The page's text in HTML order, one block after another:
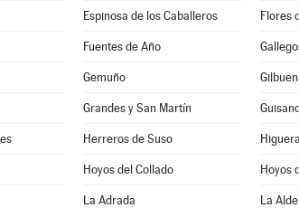
Espinosa de los Caballeros Flores
Fuentes de Año
Gemuño
Grandes y San Martín
Herreros de Suso
Hoyos del Collado Hoyos
La Adrada La